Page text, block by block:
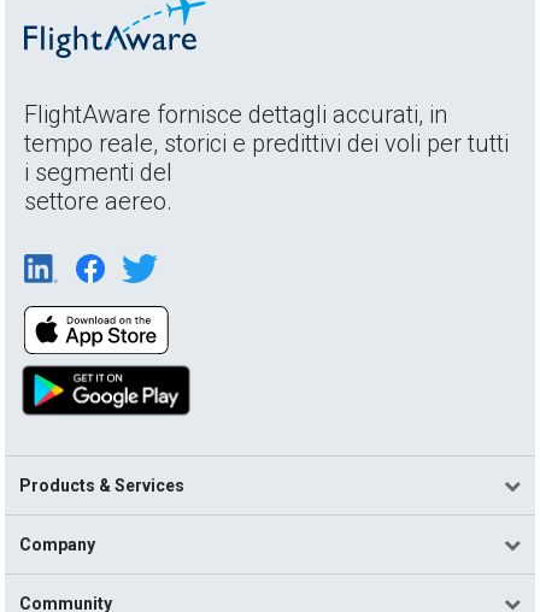
FlightAware fornisce dettagli accurati, in
tempo reale, storici e predittivi dei voli per tutti
i segmenti del
settore aereo.
Products & Services
Company
Community